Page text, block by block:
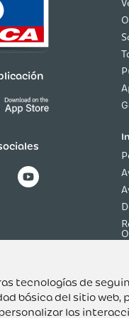
tecnologías de
básica del sitio web,
las